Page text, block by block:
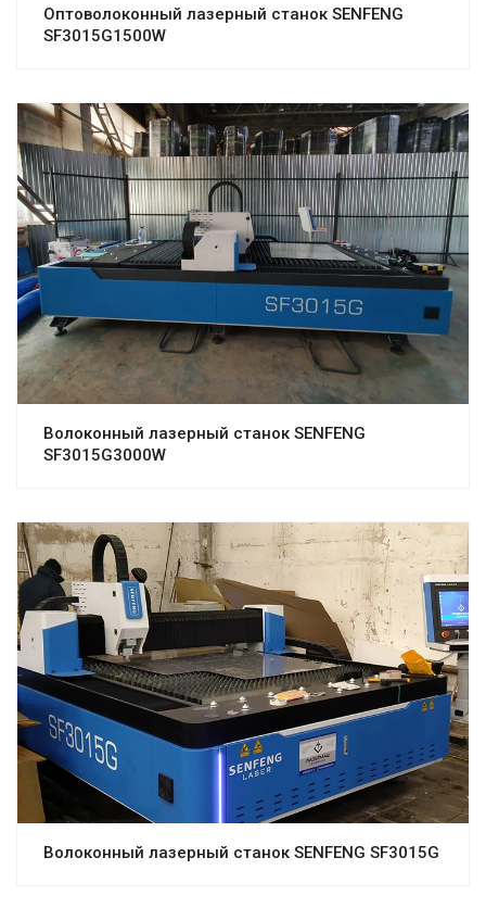
Оптоволоконный лазерный станок SENFENG
SF3015G1500W
Волоконный лазерный станок SENFENG
SF3015G3000W
Волоконный лазерный станок SENFENG SF3015G